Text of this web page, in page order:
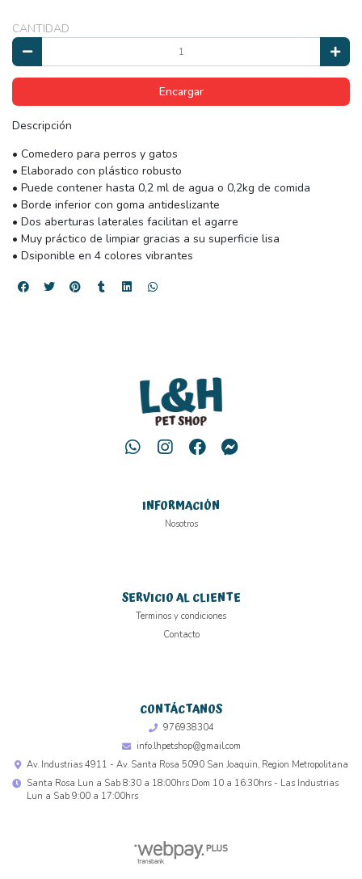
CANTIDAD
Encargar
Descripción
• Comedero para perros y gatos
• Elaborado con plástico robusto
• Puede contener hasta 0,2 ml de agua o 0,2kg de comida
• Borde inferior con goma antideslizante
• Dos aberturas laterales facilitan el agarre
• Muy práctico de limpiar gracias a su superficie lisa
• Dsiponible en 4 colores vibrantes
INFORMACIÓN
Nosotros
SERVICIO AL CLIENTE
Terminos y condiciones
Contacto
CONTÁCTANOS
976938304
info.lhpetshop@gmail.com
Av. Industrias 4911 - Av. Santa Rosa 5090 San Joaquin, Region Metropolitana
Santa Rosa Lun a Sab 8:30 a 18:00hrs Dom 10 a 16:30hrs - Las Industrias
Lun a Sab 9:00 a 17:00hrs